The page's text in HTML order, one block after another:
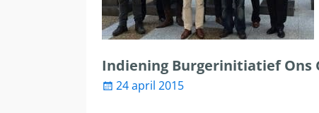
Indiening Burgerinitiatief Ons
24 april 2015